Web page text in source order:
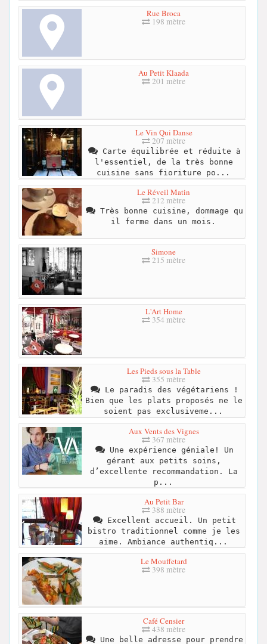
Rue Broca
198 mètre
Au Petit Klaada
201 mètre
Le Vin Qui Danse
207 mètre
Carte équilibrée et réduite à
l'essentiel, de la très bonne
cuisine sans fioriture po...
Le Réveil Matin
212 mètre
Très bonne cuisine, dommage qu
il ferme dans un mois.
Simone
215 mètre
L'Art Home
354 mètre
Les Pieds sous la Table
355 mètre
Le paradis des végétariens !
Bien que les plats proposés ne le
soient pas exclusiveme...
Aux Vents des Vignes
367 mètre
Une expérience géniale! Un
gérant aux petits soins,
d’excellente recommandation. La
p...
Au Petit Bar
388 mètre
Excellent accueil. Un petit
bistro traditionnel comme je les
aime. Ambiance authentiq...
Le Mouffetard
398 mètre
Café Censier
438 mètre
Une belle adresse pour prendre